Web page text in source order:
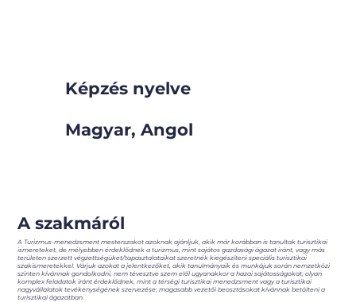
Képzés nyelve
Magyar, Angol
A szakmáról
A Turizmus-menedzsment mesterszakot azoknak ajánljuk, akik már korábban is tanultak turisztikai
ismereteket, de mélyebben érdeklődnek a turizmus, mint sajátos gazdasági ágazat iránt, vagy más
területen szerzett végzettségüket/tapasztalataikat szeretnék kiegészíteni speciális turisztikai
szakismeretekkel. Várjuk azokat a jelentkezőket, akik tanulmányaik és munkájuk során nemzetközi
szinten kívánnak gondolkodni, nem tévesztve szem elől ugyanakkor a hazai sajátosságokat; olyan
komplex feladatok iránt érdeklődnek, mint a térségi turisztikai menedzsment vagy a turisztikai
nagyvállalatok tevékenységének szervezése; magasabb vezetői beosztásokat kívánnak betölteni a
turisztikai ágazatban.